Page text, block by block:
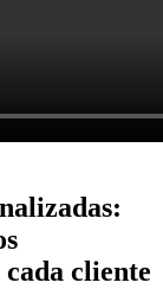
cliente